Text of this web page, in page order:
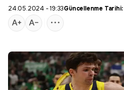
24.05.2024 - 19:33Güncellenme Tarihi: